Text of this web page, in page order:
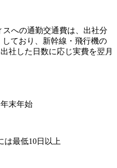
への通勤交通費は、出社分
ており、新幹線・飛行機の
社した日数に応じ実費を翌月
末年始
は最低10日以上